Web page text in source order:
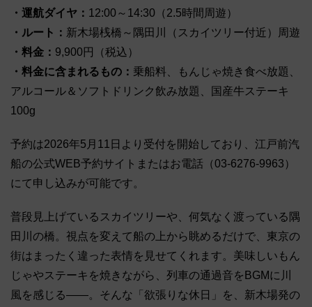
・運航ダイヤ： 12:00～14:30（2.5時間周遊）
・ルート： 新木場桟橋～隅田川（スカイツリー付近）周遊
・料金： 9,900円（税込）
・料金に含まれるもの： 乗船料、もんじゃ焼き食べ放題、
アルコール＆ソフトドリンク飲み放題、国産牛ステーキ
100g
予約は2026年5月11日より受付を開始しており、江戸前汽
船の公式WEB予約サイトまたはお電話（03-6276-9963）
にて申し込みが可能です。
普段見上げているスカイツリーや、何気なく渡っている隅
田川の橋。視点を変えて船の上から眺めるだけで、東京の
街はまったく違った表情を見せてくれます。美味しいもん
じゃやステーキを焼きながら、列車の通過音をBGMに川
風を感じる――。そんな「欲張りな休日」を、新木場発の